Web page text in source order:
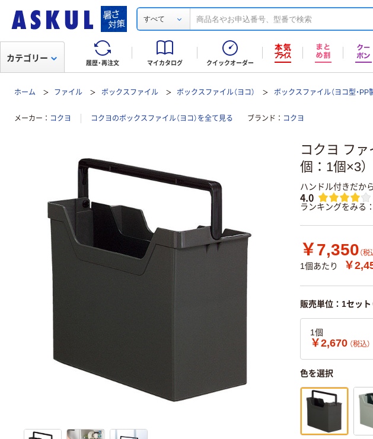
すべて
履歴・再注文 マイカタログ クイックオーダー
カテゴリー
ホーム ファイル ボックスファイル ボックスファイル（ヨコ） ボックスファイル（ヨコ型・PP
メーカー コクヨ コクヨのボックスファイル（ヨコ）を全て見る ブランド コクヨ
コクヨ ファ
個：1個×3）
ハンドル付きだか
4.0
ランキングをみる
￥7,350 （税
1個あたり
￥
販売単位：1セット
1個
￥2,670 （税込）
色を選択